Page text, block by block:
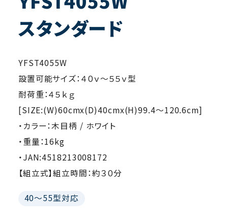
スタンダード
YFST4055W
設置可能サイズ：４０ｖ～５５ｖ型
耐荷重：４５ｋｇ
[SIZE:(W)60cmx(D)40cmx(H)99.4～120.6cm]
・カラー：木目柄 / ホワイト
・重量：16kg
・JAN:4518213008172
【組立式】組立時間：約３０分
40～55型対応